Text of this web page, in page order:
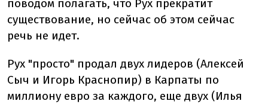
поводом полагать, что Рух прекратит
существование, но сейчас об этом сейчас
речь не идет.
Рух "просто" продал двух лидеров (Алексей
Сыч и Игорь Краснопир) в Карпаты по
миллиону евро за каждого, еще двух (Илья